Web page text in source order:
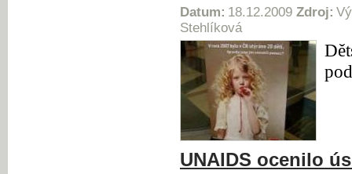
Datum: 18.12.2009 Zdroj:
Stehlíková
UNAIDS ocenilo